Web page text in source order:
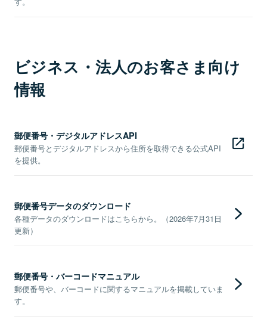
ビジネス・法人のお客さま向け
情報
郵便番号・デジタルアドレスAPI
郵便番号とデジタルアドレスから住所を取得できる公式API
を提供。
郵便番号データのダウンロード
各種データのダウンロードはこちらから。（2026年7月31日
更新）
郵便番号・バーコードマニュアル
郵便番号や、バーコードに関するマニュアルを掲載していま
す。